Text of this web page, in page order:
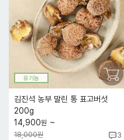
유기농
김진석 농부 말린 통 표고버섯
200g
14,900원 ~
18,000원 3